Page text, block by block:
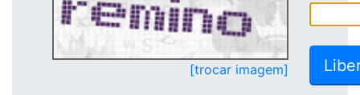
[trocar imagem]